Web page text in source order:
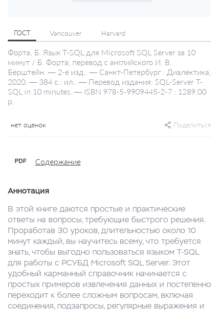
ГОСТ Vancouver Harvard
Форта, Б. Язык T-SQL для Microsoft SQL Server за 10
минут / Б. Форта; перевод с английского И. В.
Берштейн. — 2-е изд.. — Санкт-Петербург : Диалектика,
2020. — 384 с.: ил.. — Перевод издания: SQL-Server T-
SQL in 10 minutes. — ISBN 978-5-9909445-2-7 : 1289.00
р.
нет оценок Поделиться
PDF Содержание
Аннотация
В этой книге даются простые и практические
ответы на вопросы, требующие быстрого решения.
Проработав 30 уроков, длительностью около 10
минут каждый, вы научитесь всему, что требуется
знать, чтобы выгодно пользоваться языком T-SQL
для работы с РСУБД Microsoft SQL Server. Этот
удобный карманный справочник начинается с
простых примеров извлечения данных и постепенно
переходит к более сложным вопросам, включая
соединения, подзапросы, регулярные выражения и